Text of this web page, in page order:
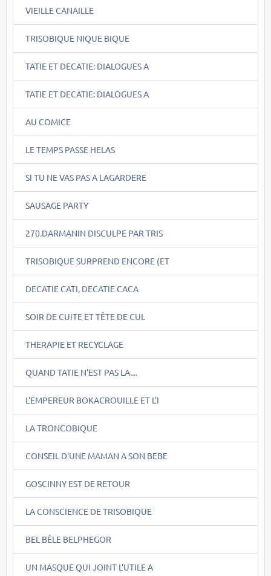
VIEILLE CANAILLE
TRISOBIQUE NIQUE BIQUE
TATIE ET DECATIE: DIALOGUES A
TATIE ET DECATIE: DIALOGUES A
AU COMICE
LE TEMPS PASSE HELAS
SI TU NE VAS PAS A LAGARDERE
SAUSAGE PARTY
270.DARMANIN DISCULPE PAR TRIS
TRISOBIQUE SURPREND ENCORE (ET
DECATIE CATI, DECATIE CACA
SOIR DE CUITE ET TÊTE DE CUL
THERAPIE ET RECYCLAGE
QUAND TATIE N'EST PAS LA....
L'EMPEREUR BOKACROUILLE ET L'I
LA TRONCOBIQUE
CONSEIL D'UNE MAMAN A SON BEBE
GOSCINNY EST DE RETOUR
LA CONSCIENCE DE TRISOBIQUE
BEL BÊLE BELPHEGOR
UN MASQUE QUI JOINT L'UTILE A